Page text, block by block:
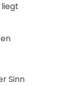
Sinn